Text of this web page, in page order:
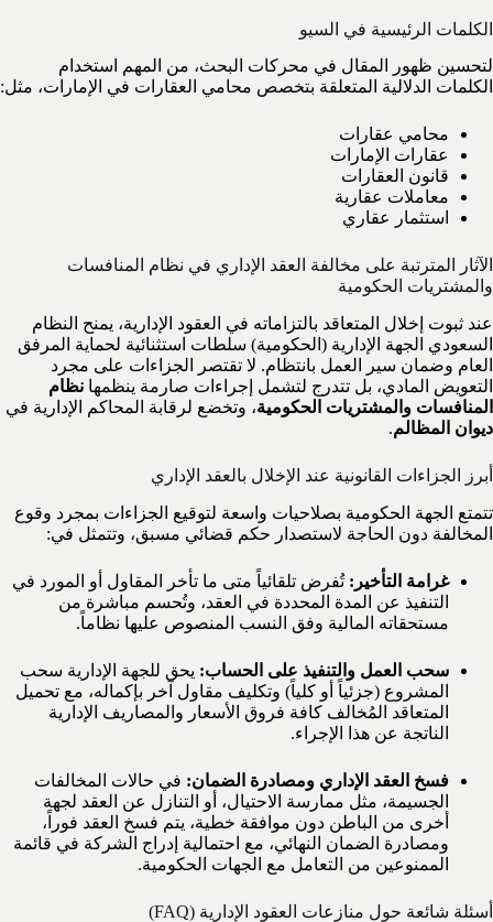
الكلمات الرئيسية في السيو
لتحسين ظهور المقال في محركات البحث، من المهم استخدام
الكلمات الدلالية المتعلقة بتخصص محامي العقارات في الإمارات، مثل:
محامي عقارات
عقارات الإمارات
قانون العقارات
معاملات عقارية
استثمار عقاري
الآثار المترتبة على مخالفة العقد الإداري في نظام المنافسات
والمشتريات الحكومية
عند ثبوت إخلال المتعاقد بالتزاماته في العقود الإدارية، يمنح النظام
السعودي الجهة الإدارية (الحكومية) سلطات استثنائية لحماية المرفق
العام وضمان سير العمل بانتظام. لا تقتصر الجزاءات على مجرد
التعويض المادي، بل تتدرج لتشمل إجراءات صارمة ينظمها نظام
المنافسات والمشتريات الحكومية، وتخضع لرقابة المحاكم الإدارية في
ديوان المظالم.
أبرز الجزاءات القانونية عند الإخلال بالعقد الإداري
تتمتع الجهة الحكومية بصلاحيات واسعة لتوقيع الجزاءات بمجرد وقوع
المخالفة دون الحاجة لاستصدار حكم قضائي مسبق، وتتمثل في:
غرامة التأخير: تُفرض تلقائياً متى ما تأخر المقاول أو المورد في
التنفيذ عن المدة المحددة في العقد، وتُحسم مباشرة من
مستحقاته المالية وفق النسب المنصوص عليها نظاماً.
سحب العمل والتنفيذ على الحساب: يحق للجهة الإدارية سحب
المشروع (جزئياً أو كلياً) وتكليف مقاول آخر بإكماله، مع تحميل
المتعاقد المُخالف كافة فروق الأسعار والمصاريف الإدارية
الناتجة عن هذا الإجراء.
فسخ العقد الإداري ومصادرة الضمان: في حالات المخالفات
الجسيمة، مثل ممارسة الاحتيال، أو التنازل عن العقد لجهة
أخرى من الباطن دون موافقة خطية، يتم فسخ العقد فوراً،
ومصادرة الضمان النهائي، مع احتمالية إدراج الشركة في قائمة
الممنوعين من التعامل مع الجهات الحكومية.
أسئلة شائعة حول منازعات العقود الإدارية (FAQ)